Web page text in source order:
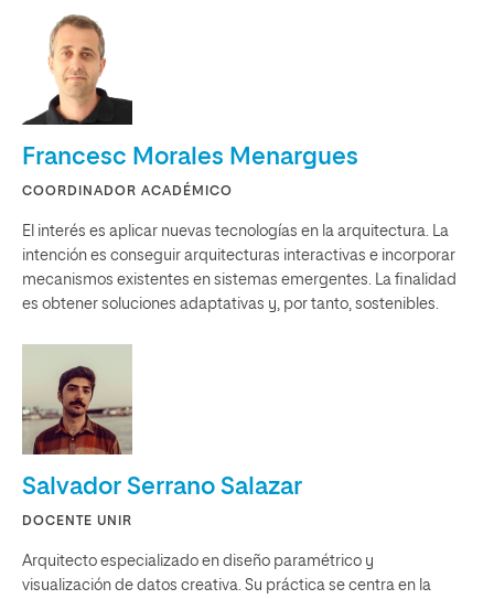
Francesc Morales Menargues
COORDINADOR ACADÉMICO
El interés es aplicar nuevas tecnologías en la arquitectura. La
intención es conseguir arquitecturas interactivas e incorporar
mecanismos existentes en sistemas emergentes. La finalidad
es obtener soluciones adaptativas y, por tanto, sostenibles.
Salvador Serrano Salazar
DOCENTE UNIR
Arquitecto especializado en diseño paramétrico y
visualización de datos creativa. Su práctica se centra en la